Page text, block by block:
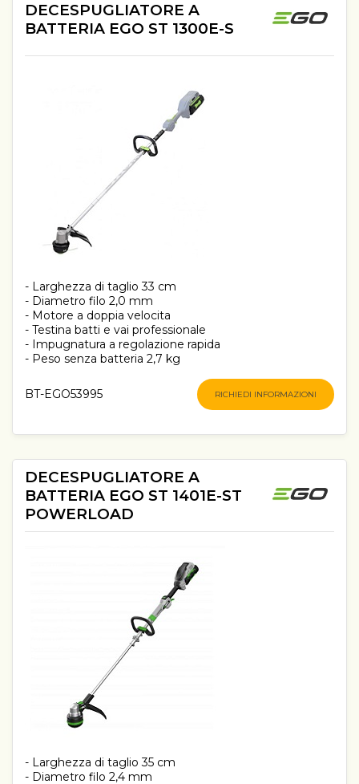
DECESPUGLIATORE A
BATTERIA EGO ST 1300E-S
- Larghezza di taglio 33 cm
- Diametro filo 2,0 mm
- Motore a doppia velocita
- Testina batti e vai professionale
- Impugnatura a regolazione rapida
- Peso senza batteria 2,7 kg
BT-EGO53995 RICHIEDI INFORMAZIONI
DECESPUGLIATORE A
BATTERIA EGO ST 1401E-ST
POWERLOAD
- Larghezza di taglio 35 cm
- Diametro filo 2,4 mm